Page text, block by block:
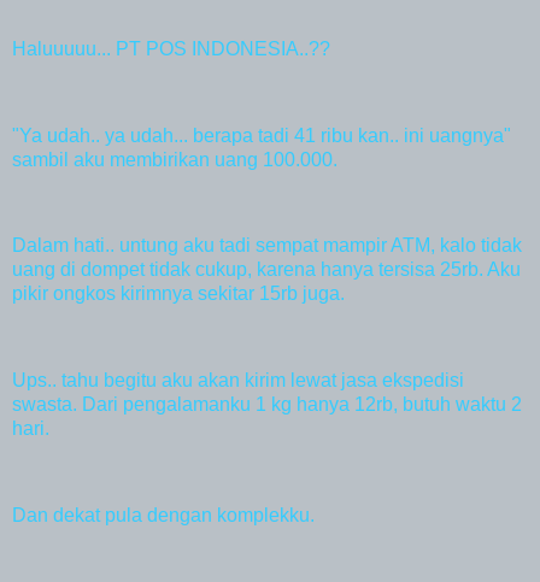
Haluuuuu... PT POS INDONESIA..??
"Ya udah.. ya udah... berapa tadi 41 ribu kan.. ini uangnya"
sambil aku membirikan uang 100.000.
Dalam hati.. untung aku tadi sempat mampir ATM, kalo tidak
uang di dompet tidak cukup, karena hanya tersisa 25rb. Aku
pikir ongkos kirimnya sekitar 15rb juga.
Ups.. tahu begitu aku akan kirim lewat jasa ekspedisi
swasta. Dari pengalamanku 1 kg hanya 12rb, butuh waktu 2
hari.
Dan dekat pula dengan komplekku.